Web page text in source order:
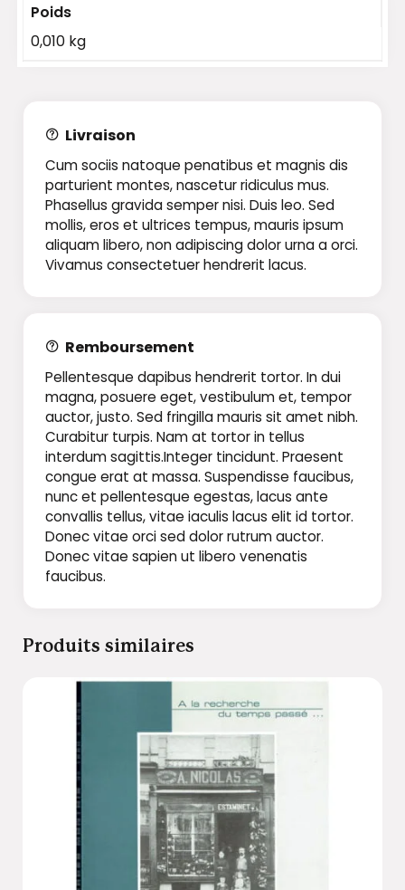
Poids
0,010 kg
Livraison
Cum sociis natoque penatibus et magnis dis
parturient montes, nascetur ridiculus mus.
Phasellus gravida semper nisi. Duis leo. Sed
mollis, eros et ultrices tempus, mauris ipsum
aliquam libero, non adipiscing dolor urna a orci.
Vivamus consectetuer hendrerit lacus.
Remboursement
Pellentesque dapibus hendrerit tortor. In dui
magna, posuere eget, vestibulum et, tempor
auctor, justo. Sed fringilla mauris sit amet nibh.
Curabitur turpis. Nam at tortor in tellus
interdum sagittis.Integer tincidunt. Praesent
congue erat at massa. Suspendisse faucibus,
nunc et pellentesque egestas, lacus ante
convallis tellus, vitae iaculis lacus elit id tortor.
Donec vitae orci sed dolor rutrum auctor.
Donec vitae sapien ut libero venenatis
faucibus.
Produits similaires